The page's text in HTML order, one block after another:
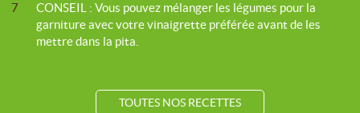
7
CONSEIL : Vous pouvez mélanger les légumes pour la
garniture avec votre vinaigrette préférée avant de les
mettre dans la pita.
TOUTES NOS RECETTES